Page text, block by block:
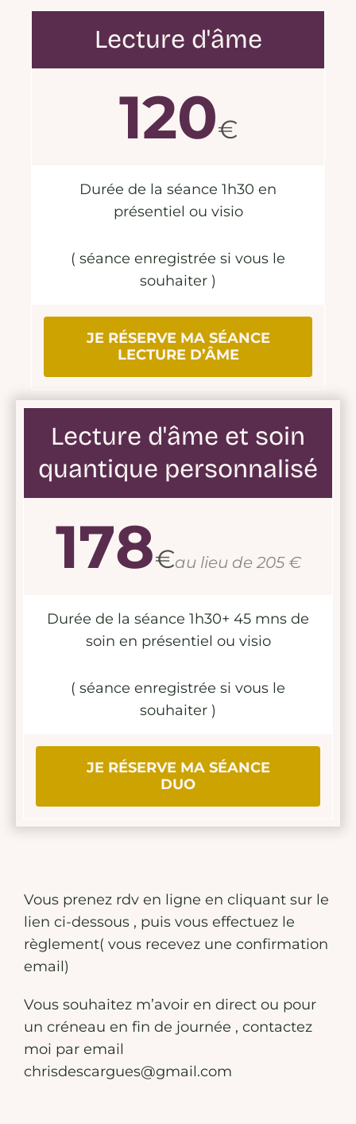
Lecture d'âme
120€
Durée de la séance 1h30 en
présentiel ou visio
( séance enregistrée si vous le
souhaiter )
JE RÉSERVE MA SÉANCE
LECTURE D’ÂME
Lecture d'âme et soin
quantique personnalisé
178€au lieu de 205 €
Durée de la séance 1h30+ 45 mns de
soin en présentiel ou visio
( séance enregistrée si vous le
souhaiter )
JE RÉSERVE MA SÉANCE
DUO
Vous prenez rdv en ligne en cliquant sur le
lien ci-dessous , puis vous effectuez le
règlement( vous recevez une confirmation
email)
Vous souhaitez m’avoir en direct ou pour
un créneau en fin de journée , contactez
moi par email
chrisdescargues@gmail.com